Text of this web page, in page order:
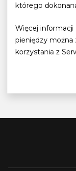
którego
Więcej
pieniędzy można
korzystania z